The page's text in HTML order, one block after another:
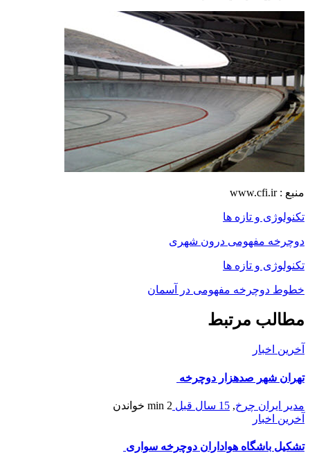
منبع : www.cfi.ir
تکنولوژی و تازه ها
دوچرخه مفهومی درون شهری
تکنولوژی و تازه ها
خطوط دوچرخه مفهومی در آسمان
مطالب مرتبط
آخرین اخبار
تهران شهر صدهزار دوچرخه
مدیر ایران چرخ, 15 سال قبل 2 min
خواندن
آخرین اخبار
تشکیل باشگاه هواداران دوچرخه سواری